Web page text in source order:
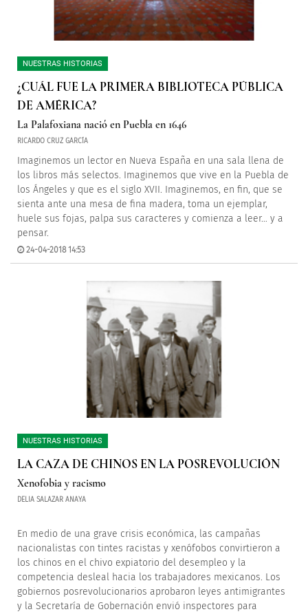
NUESTRAS HISTORIAS
¿CUÁL FUE LA PRIMERA BIBLIOTECA PÚBLICA
DE AMÉRICA?
La Palafoxiana nació en Puebla en 1646
RICARDO CRUZ GARCÍA
Imaginemos un lector en Nueva España en una sala llena de
los libros más selectos. Imaginemos que vive en la Puebla de
los Ángeles y que es el siglo XVII. Imaginemos, en fin, que se
sienta ante una mesa de fina madera, toma un ejemplar,
huele sus fojas, palpa sus caracteres y comienza a leer… y a
pensar.
24-04-2018 14:53
NUESTRAS HISTORIAS
LA CAZA DE CHINOS EN LA POSREVOLUCIÓN
Xenofobia y racismo
DELIA SALAZAR ANAYA
En medio de una grave crisis económica, las campañas
nacionalistas con tintes racistas y xenófobos convirtieron a
los chinos en el chivo expiatorio del desempleo y la
competencia desleal hacia los trabajadores mexicanos. Los
gobiernos posrevolucionarios aprobaron leyes antimigrantes
y la Secretaría de Gobernación envió inspectores para